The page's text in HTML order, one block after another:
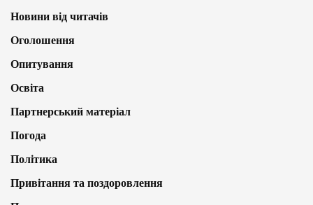
Новини від читачів
Оголошення
Опитування
Освіта
Партнерський матеріал
Погода
Політика
Привітання та поздоровлення